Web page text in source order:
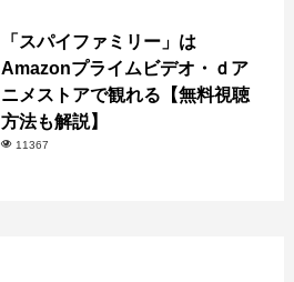
「スパイファミリー」は
Amazonプライムビデオ・ｄア
ニメストアで観れる【無料視聴
方法も解説】
11367